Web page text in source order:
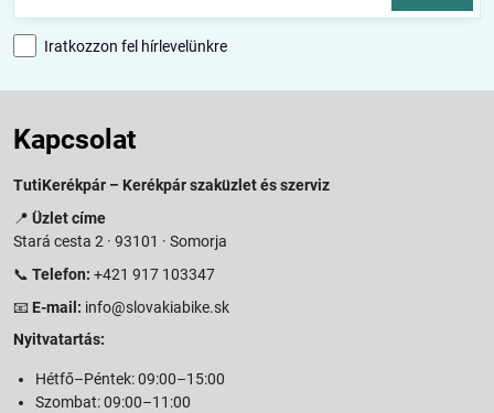
Iratkozzon fel hírlevelünkre
Kapcsolat
TutiKerékpár – Kerékpár szaküzlet és szerviz
📍 Üzlet címe
Stará cesta 2 · 93101 · Somorja
📞 Telefon: +421 917 103347
📧 E-mail: info@slovakiabike.sk
Nyitvatartás:
Hétfő–Péntek: 09:00–15:00
Szombat: 09:00–11:00